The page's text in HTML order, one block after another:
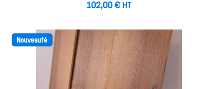
102,00 € HT
Nouveauté